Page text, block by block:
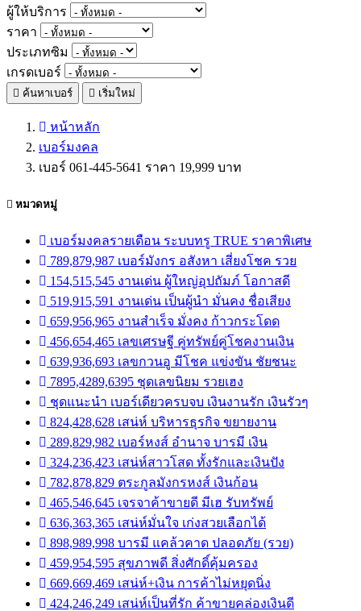
ผู้ให้บริการ
ราคา
ประเภทซิม
เกรดเบอร์
ค้นหาเบอร์ เริ่มใหม่
หน้าหลัก
เบอร์มงคล
เบอร์ 061-445-5641 ราคา 19,999 บาท
หมวดหมู่
เบอร์มงคลรายเดือน ระบบทรู TRUE ราคาพิเศษ
789,879,987 เบอร์มังกร อสังหา เสี่ยงโชค รวย
154,515,545 งานเด่น ผู้ใหญ่อุปถัมภ์ โอกาสดี
519,915,591 งานเด่น เป็นผู้นำ มั่นคง ชื่อเสียง
659,956,965 งานสำเร็จ มั่งคง ก้าวกระโดด
456,654,465 เลขเศรษฐี คู่ทรัพย์คู่โชคงานเงิน
639,936,693 เลขกวนอู มีโชค แข่งขัน ชัยชนะ
7895,4289,6395 ชุดเลขนิยม รวยเฮง
ชุดแนะนำ เบอร์เดียวครบจบ เงินงานรัก เงินรัวๆ
824,428,628 เสน่ห์ บริหารธุรกิจ ขยายงาน
289,829,982 เบอร์หงส์ อำนาจ บารมี เงิน
324,236,423 เสน่ห์สาวโสด ทั้งรักและเงินปัง
782,878,829 ตระกูลมังกรหงส์ เงินก้อน
465,546,645 เจรจาค้าขายดี มีเฮ รับทรัพย์
636,363,365 เสน่ห์มั่นใจ เก่งสวยเลือกได้
898,989,998 บารมี แคล้วคาด ปลอดภัย (รวย)
459,954,595 สุขภาพดี สิ่งศักดิ์คุ้มครอง
669,669,469 เสน่ห์+เงิน การค้าไม่หยุดนิ่ง
424,246,249 เสน่ห์เป็นที่รัก ค้าขายคล่องเงินดี